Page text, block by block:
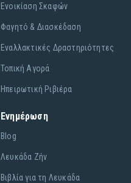
Ενοικίαση Σκαφών
Φαγητό & Διασκέδαση
Εναλλακτικές Δραστηριότητες
Τοπική Αγορά
Ηπειρωτική Ριβιέρα
Ενημέρωση
Blog
Λευκάδα Ζήν
Βιβλία για τη Λευκάδα